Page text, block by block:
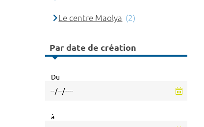
Le centre Maolya (2)
Par date de création
Du
à